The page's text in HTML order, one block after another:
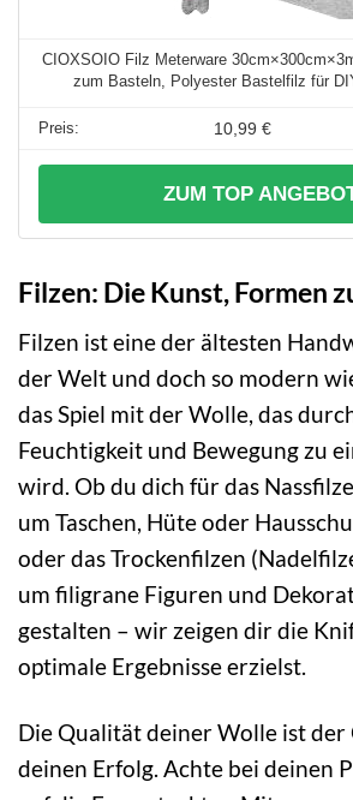
CIOXSOIO Filz Meterware
zum Basteln, Polyester Bastelfilz für
10,99 €
ZUM TOP
Filzen: Die Kunst, Formen
Filzen ist eine der ältesten
der Welt und doch so modern
das Spiel mit der Wolle, das
Feuchtigkeit und Bewegung zu
wird. Ob du dich für das
um Taschen, Hüte oder
oder das Trockenfilzen
um filigrane Figuren und
gestalten – wir zeigen dir die
optimale Ergebnisse erzielst.
Die Qualität deiner Wolle ist
deinen Erfolg. Achte bei deinen